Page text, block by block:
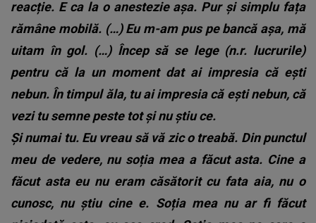
reacție. E ca la o anestezie așa. Pur și simplu fața
rămâne mobilă. (…) Eu m-am pus pe bancă așa, mă
uitam în gol. (…) Încep să se lege (n.r. lucrurile)
pentru că la un moment dat ai impresia că ești
nebun. În timpul ăla, tu ai impresia că ești nebun, că
vezi tu semne peste tot și nu știu ce.
Și numai tu. Eu vreau să vă zic o treabă. Din punctul
meu de vedere, nu soția mea a făcut asta. Cine a
făcut asta eu nu eram căsătorit cu fata aia, nu o
cunosc, nu știu cine e. Soția mea nu ar fi făcut